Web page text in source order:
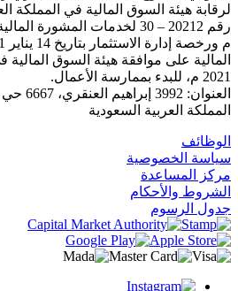
لرقابة هيئة السوق المالية في المملكة
2021 م، للبدء بممارسة الأعمال.
المملكة العربية السعودية
الوظائف
سياسة الخصوصية
مركز المساعدة
الشروط والأحكام
جدول الرسوم